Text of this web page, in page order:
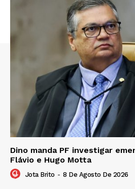
Dino manda PF investigar
Flávio e Hugo Motta
Jota Brito - 8 De Agosto De 2026